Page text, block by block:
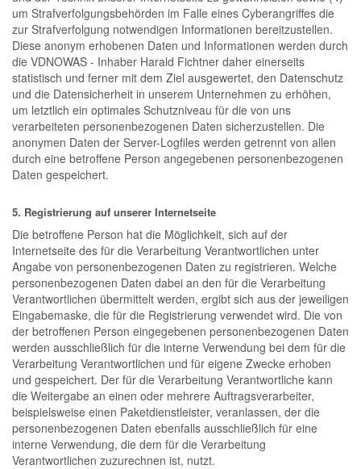
um Strafverfolgungsbehörden im Falle eines Cyberangriffes die
zur Strafverfolgung notwendigen Informationen bereitzustellen.
Diese anonym erhobenen Daten und Informationen werden durch
die VDNOWAS - Inhaber Harald Fichtner daher einerseits
statistisch und ferner mit dem Ziel ausgewertet, den Datenschutz
und die Datensicherheit in unserem Unternehmen zu erhöhen,
um letztlich ein optimales Schutzniveau für die von uns
verarbeiteten personenbezogenen Daten sicherzustellen. Die
anonymen Daten der Server-Logfiles werden getrennt von allen
durch eine betroffene Person angegebenen personenbezogenen
Daten gespeichert.
5. Registrierung auf unserer Internetseite
Die betroffene Person hat die Möglichkeit, sich auf der
Internetseite des für die Verarbeitung Verantwortlichen unter
Angabe von personenbezogenen Daten zu registrieren. Welche
personenbezogenen Daten dabei an den für die Verarbeitung
Verantwortlichen übermittelt werden, ergibt sich aus der jeweiligen
Eingabemaske, die für die Registrierung verwendet wird. Die von
der betroffenen Person eingegebenen personenbezogenen Daten
werden ausschließlich für die interne Verwendung bei dem für die
Verarbeitung Verantwortlichen und für eigene Zwecke erhoben
und gespeichert. Der für die Verarbeitung Verantwortliche kann
die Weitergabe an einen oder mehrere Auftragsverarbeiter,
beispielsweise einen Paketdienstleister, veranlassen, der die
personenbezogenen Daten ebenfalls ausschließlich für eine
interne Verwendung, die dem für die Verarbeitung
Verantwortlichen zuzurechnen ist, nutzt.